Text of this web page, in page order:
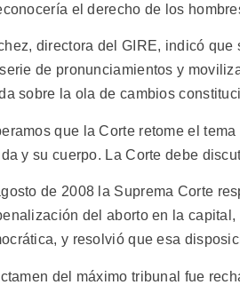
el derecho de los
directora del GIRE, indicó
de pronunciamientos y
sobre la ola de cambios
que la Corte retome el
y su cuerpo. La Corte debe
de 2008 la Suprema Corte
del aborto en la
y resolvió que esa
del máximo tribunal fue